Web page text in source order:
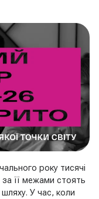
року тисячі
за її межами стоять
У час, коли